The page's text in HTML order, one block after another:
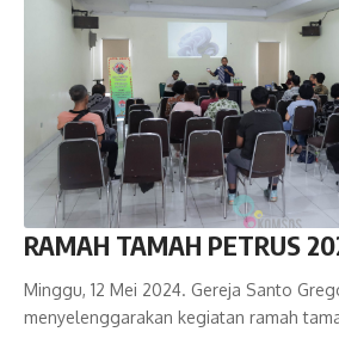
RAMAH TAMAH PETRUS
Minggu, 12 Mei 2024. Gereja Santo
menyelenggarakan kegiatan ramah